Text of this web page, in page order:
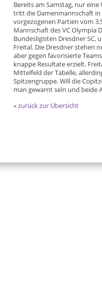
Bereits am Samstag, nur
tritt die Damenmannschaft in
vorgezogenen Partien vom
Mannschaft des VC Olympia
Bundesligisten Dresdner SC,
Freital. Die Dresdner stehen
aber gegen favorisierte
knappe Resultate erzielt.
Mittelfeld der Tabelle,
Spitzengruppe. Will die
man gewarnt sein und beide
« zurück zur Übersicht